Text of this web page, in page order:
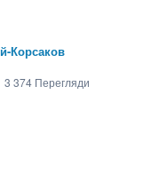
Корсаков
3 374 Перегляди